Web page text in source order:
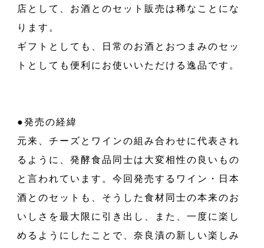
店として、お酒とのセット販売は稀なことにな
ります。
ギフトとしても、日常のお酒とおつまみのセッ
トとしても便利にお使いいただける逸品です。
●発売の経緯
元来、チーズとワインの組み合わせに代表され
るように、発酵食品同士は大変相性の良いもの
と言われています。今回発売するワイン・日本
酒とのセットも、そうした食材同士の本来のお
いしさを最大限に引き出し、また、一度に楽し
めるようにしたことで、奈良漬の新しい楽しみ